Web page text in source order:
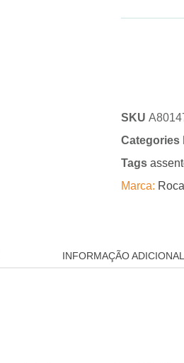
SKU
Categories
Tags
Marca: Roca
INFORMAÇÃO ADICIONAL